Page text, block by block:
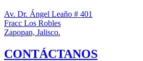
Av. Dr. Ángel Leaño # 401
Fracc Los Robles
Zapopan, Jalisco.
CONTÁCTANOS